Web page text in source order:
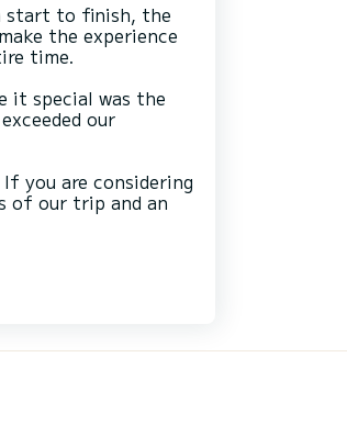
start to finish, the
the experience
time.
it special was the
our
you are considering
of our trip and an